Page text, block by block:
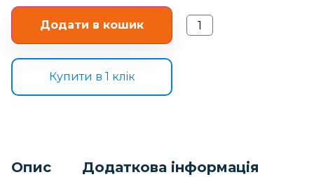
Додати в кошик
Купити в 1 клiк
Опис Додаткова інформація